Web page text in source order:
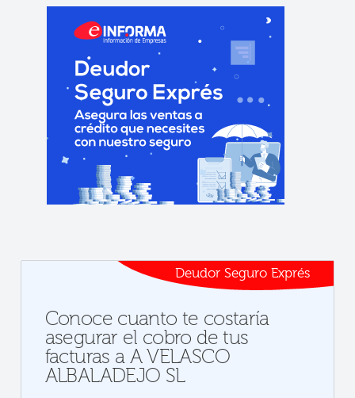
Deudor Seguro Exprés
Conoce cuanto te costaría
asegurar el cobro de tus
facturas a A VELASCO
ALBALADEJO SL